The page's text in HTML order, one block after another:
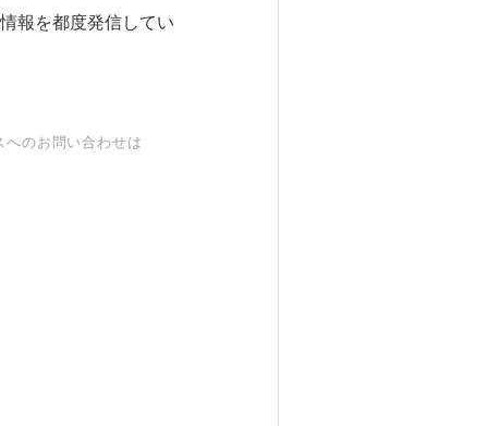
報を都度発信してい
のお問い合わせは